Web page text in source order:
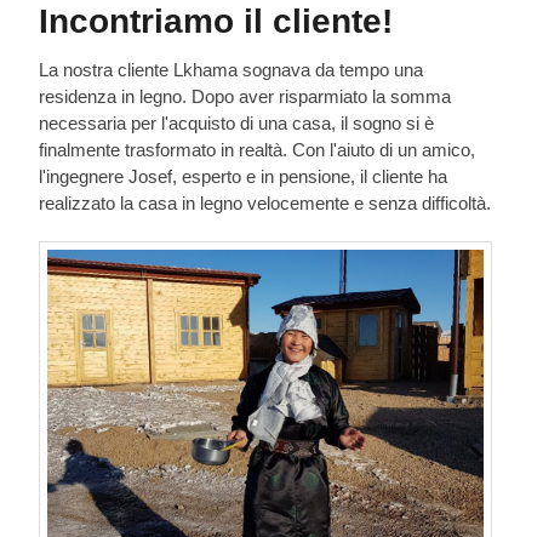
Incontriamo il cliente!
La nostra cliente Lkhama sognava da tempo una
residenza in legno. Dopo aver risparmiato la somma
necessaria per l'acquisto di una casa, il sogno si è
finalmente trasformato in realtà. Con l'aiuto di un amico,
l'ingegnere Josef, esperto e in pensione, il cliente ha
realizzato la casa in legno velocemente e senza difficoltà.